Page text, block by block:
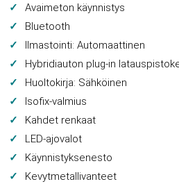
Avaimeton käynnistys
Bluetooth
Ilmastointi: Automaattinen
Hybridiauton plug-in
Huoltokirja: Sähköinen
Isofix-valmius
Kahdet renkaat
LED-ajovalot
Käynnistyksenesto
Kevytmetallivanteet